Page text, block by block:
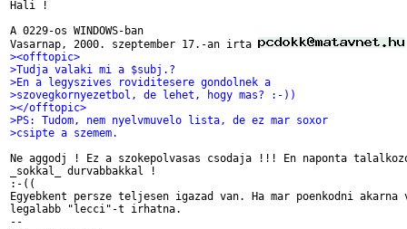
Hali !
A 0229-os WINDOWS-ban
Vasarnap, 2000. szeptember 17.-an irta
><offtopic>
>Tudja valaki mi a $subj.?
>En a legyszives roviditesere gondolnek a
>szovegkornyezetbol, de lehet, hogy mas? :-))
></offtopic>
>PS: Tudom, nem nyelvmuvelo lista, de ez mar soxor
>csipte a szemem.
Ne aggodj ! Ez a szokepolvasas csodaja !!! En naponta
_sokkal_ durvabbakkal !
:-((
Egyebkent persze teljesen igazad van. Ha mar poenkodni
legalabb "lecci"-t irhatna.
--